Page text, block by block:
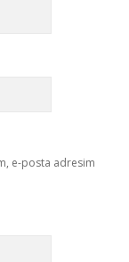
e-posta adresim